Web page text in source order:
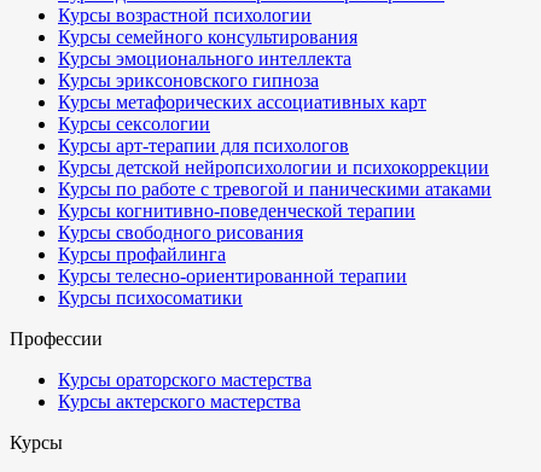
Курсы возрастной психологии
Курсы семейного консультирования
Курсы эмоционального интеллекта
Курсы эриксоновского гипноза
Курсы метафорических ассоциативных карт
Курсы сексологии
Курсы арт-терапии для психологов
Курсы детской нейропсихологии и психокоррекции
Курсы по работе с тревогой и паническими атаками
Курсы когнитивно-поведенческой терапии
Курсы свободного рисования
Курсы профайлинга
Курсы телесно-ориентированной терапии
Курсы психосоматики
Профессии
Курсы ораторского мастерства
Курсы актерского мастерства
Курсы